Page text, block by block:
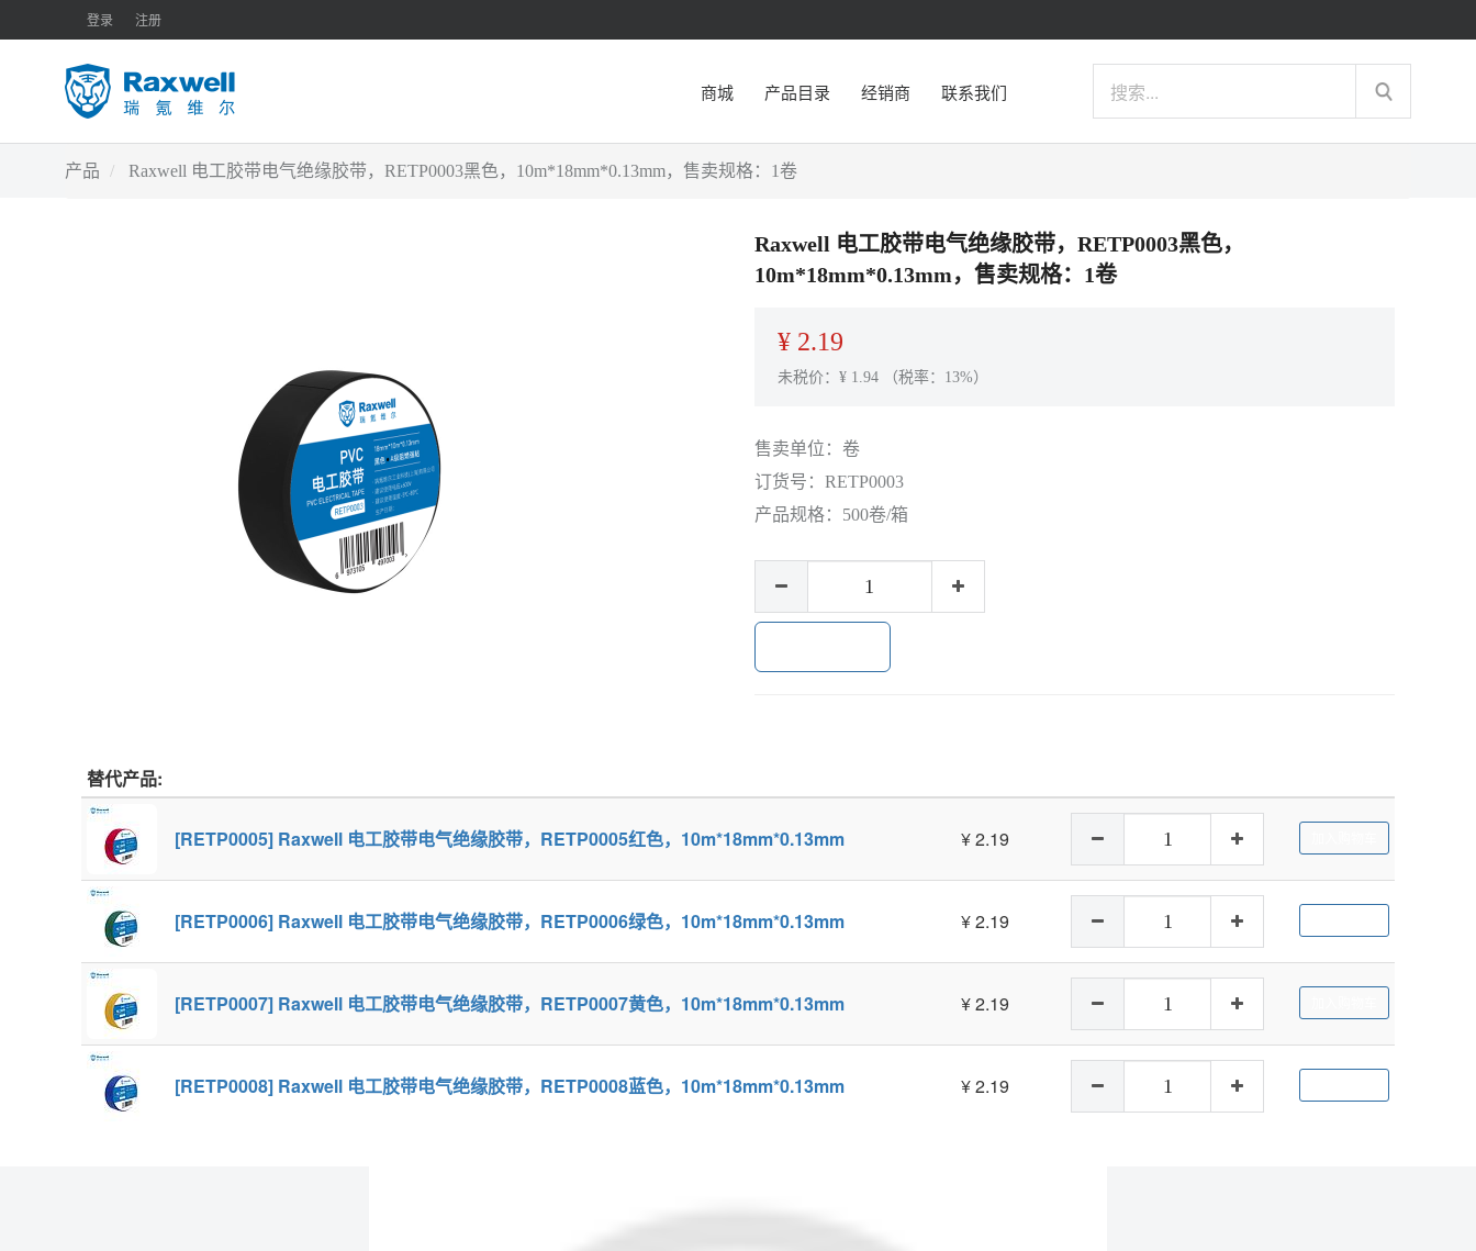
登录 注册
商城 产品目录 经销商 联系我们
产品 Raxwell 电工胶带电气绝缘胶带，RETP0003黑色，10m*18mm*0.13mm，售卖规格：1卷
Raxwell 电工胶带电气绝缘胶带，RETP0003黑色，
10m*18mm*0.13mm，售卖规格：1卷
¥ 2.19
未税价：¥ 1.94（税率：13%）
售卖单位： 卷
订货号： RETP0003
产品规格： 500卷/箱
替代产品:
[RETP0005] Raxwell 电工胶带电气绝缘胶带，RETP0005红色，10m*18mm*0.13mm ¥2.19
[RETP0006] Raxwell 电工胶带电气绝缘胶带，RETP0006绿色，10m*18mm*0.13mm ¥2.19
[RETP0007] Raxwell 电工胶带电气绝缘胶带，RETP0007黄色，10m*18mm*0.13mm ¥2.19
[RETP0008] Raxwell 电工胶带电气绝缘胶带，RETP0008蓝色，10m*18mm*0.13mm ¥2.19